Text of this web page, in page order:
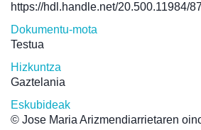
https://hdl.handle.net/20.500.11984/
Dokumentu-mota
Testua
Hizkuntza
Gaztelania
Eskubideak
© Jose Maria Arizmendiarrietaren